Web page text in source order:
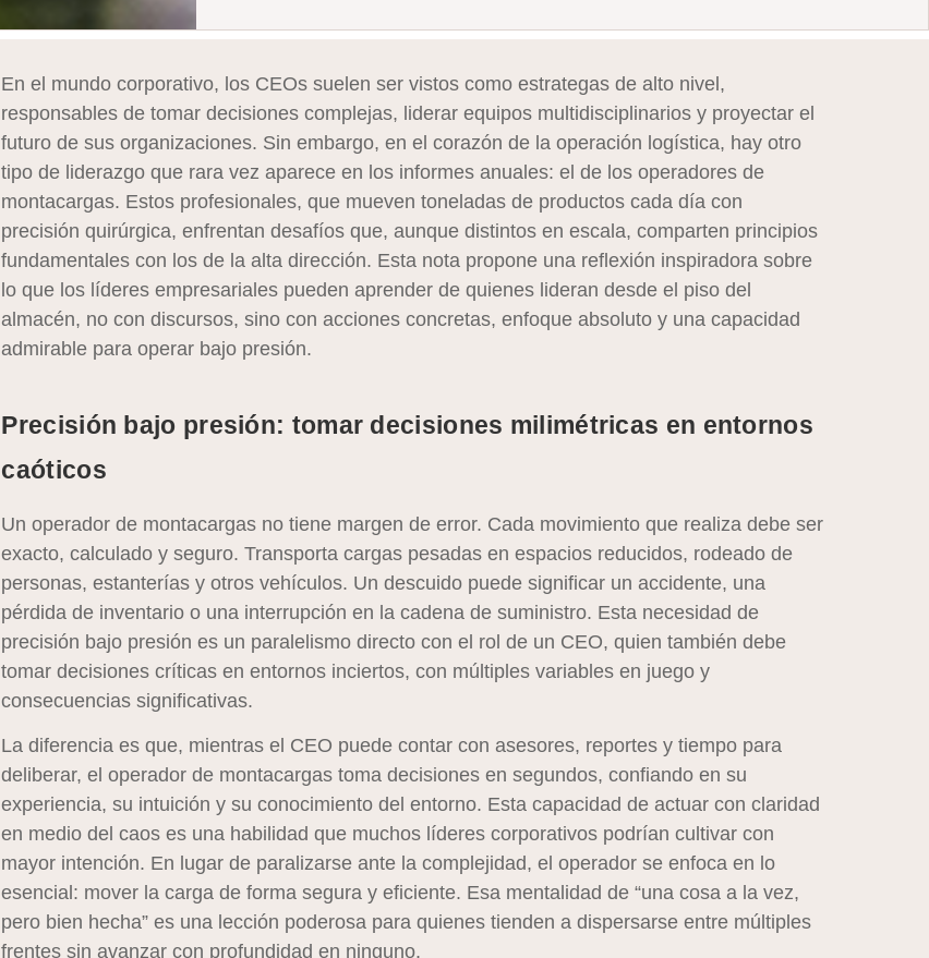
En el mundo corporativo, los CEOs suelen ser vistos como estrategas de alto nivel,
responsables de tomar decisiones complejas, liderar equipos multidisciplinarios y proyectar el
futuro de sus organizaciones. Sin embargo, en el corazón de la operación logística, hay otro
tipo de liderazgo que rara vez aparece en los informes anuales: el de los operadores de
montacargas. Estos profesionales, que mueven toneladas de productos cada día con
precisión quirúrgica, enfrentan desafíos que, aunque distintos en escala, comparten principios
fundamentales con los de la alta dirección. Esta nota propone una reflexión inspiradora sobre
lo que los líderes empresariales pueden aprender de quienes lideran desde el piso del
almacén, no con discursos, sino con acciones concretas, enfoque absoluto y una capacidad
admirable para operar bajo presión.
Precisión bajo presión: tomar decisiones milimétricas en entornos
caóticos
Un operador de montacargas no tiene margen de error. Cada movimiento que realiza debe ser
exacto, calculado y seguro. Transporta cargas pesadas en espacios reducidos, rodeado de
personas, estanterías y otros vehículos. Un descuido puede significar un accidente, una
pérdida de inventario o una interrupción en la cadena de suministro. Esta necesidad de
precisión bajo presión es un paralelismo directo con el rol de un CEO, quien también debe
tomar decisiones críticas en entornos inciertos, con múltiples variables en juego y
consecuencias significativas.
La diferencia es que, mientras el CEO puede contar con asesores, reportes y tiempo para
deliberar, el operador de montacargas toma decisiones en segundos, confiando en su
experiencia, su intuición y su conocimiento del entorno. Esta capacidad de actuar con claridad
en medio del caos es una habilidad que muchos líderes corporativos podrían cultivar con
mayor intención. En lugar de paralizarse ante la complejidad, el operador se enfoca en lo
esencial: mover la carga de forma segura y eficiente. Esa mentalidad de “una cosa a la vez,
pero bien hecha” es una lección poderosa para quienes tienden a dispersarse entre múltiples
frentes sin avanzar con profundidad en ninguno.